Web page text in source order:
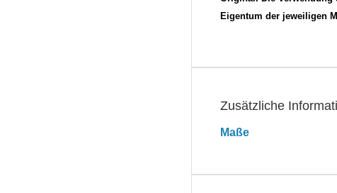
Eigentum der jeweiligen
Zusätzliche
Maße